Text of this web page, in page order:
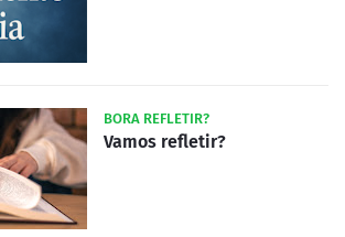
BORA REFLETIR?
Vamos refletir?